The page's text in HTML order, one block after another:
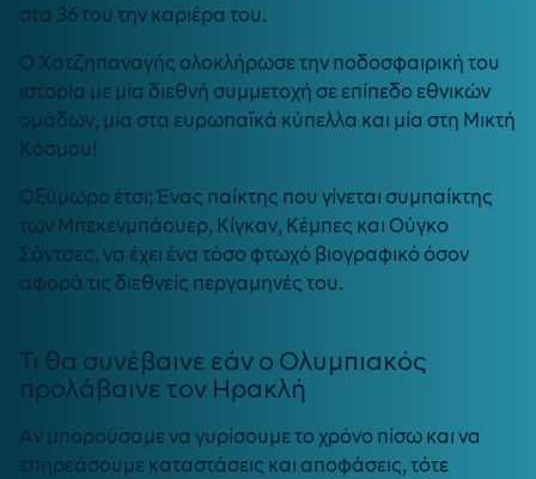
στα 36 του την καριέρα του.
Ο Χατζηπαναγής ολοκλήρωσε την ποδοσφαιρική του
ιστορία με μία διεθνή συμμετοχή σε επίπεδο εθνικών
ομάδων, μία στα ευρωπαϊκά κύπελλα και μία στη Μικτή
Κόσμου!
Οξύμωρο έτσι; Ένας παίκτης που γίνεται συμπαίκτης
των Μπεκενμπάουερ, Κίγκαν, Κέμπες και Ούγκο
Σάντσες, να έχει ένα τόσο φτωχό βιογραφικό όσον
αφορά τις διεθνείς περγαμηνές του.
Τι θα συνέβαινε εάν ο Ολυμπιακός
προλάβαινε τον Ηρακλή
Αν μπορούσαμε να γυρίσουμε το χρόνο πίσω και να
επηρεάσουμε καταστάσεις και αποφάσεις, τότε